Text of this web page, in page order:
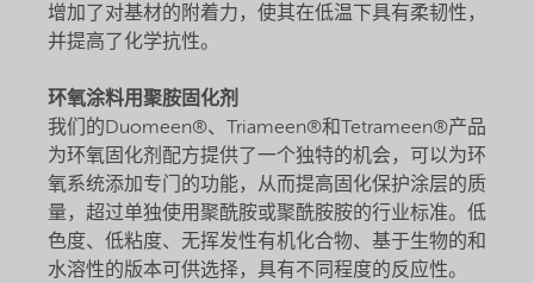
增加了对基材的附着力，使其在低温下具有柔韧性，
并提高了化学抗性。
环氧涂料用聚胺固化剂
我们的Duomeen®、Triameen®和Tetrameen®产品
为环氧固化剂配方提供了一个独特的机会，可以为环
氧系统添加专门的功能，从而提高固化保护涂层的质
量，超过单独使用聚酰胺或聚酰胺胺的行业标准。低
色度、低粘度、无挥发性有机化合物、基于生物的和
水溶性的版本可供选择，具有不同程度的反应性。